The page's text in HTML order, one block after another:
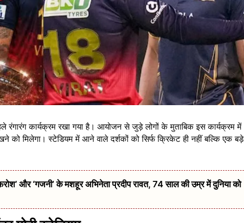
रंगारंग कार्यक्रम रखा गया है। आयोजन से जुड़े लोगों के मुताबिक इस कार्यक्रम में
मिलेगा। स्टेडियम में आने वाले दर्शकों को सिर्फ क्रिकेट ही नहीं बल्कि एक बड़े
और ‘गजनी’ के मशहूर अभिनेता प्रदीप रावत, 74 साल की उम्र में दुनिया को